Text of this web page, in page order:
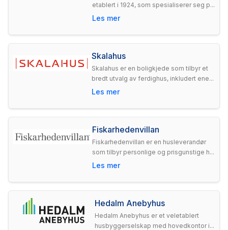
etablert i 1924, som spesialiserer seg p...
Les mer
Skalahus
Skalahus er en boligkjede som tilbyr et
bredt utvalg av ferdighus, inkludert ene...
Les mer
Fiskarhedenvillan
Fiskarhedenvillan er en husleverandør
som tilbyr personlige og prisgunstige h...
Les mer
Hedalm Anebyhus
Hedalm Anebyhus er et veletablert
husbyggerselskap med hovedkontor i...